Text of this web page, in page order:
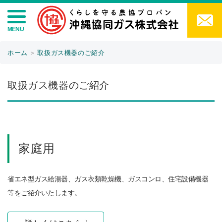
ホーム ＞ 取扱ガス機器のご紹介
取扱ガス機器のご紹介
家庭用
省エネ型ガス給湯器、ガス衣類乾燥機、ガスコンロ、住宅設備機器
等をご紹介いたします。